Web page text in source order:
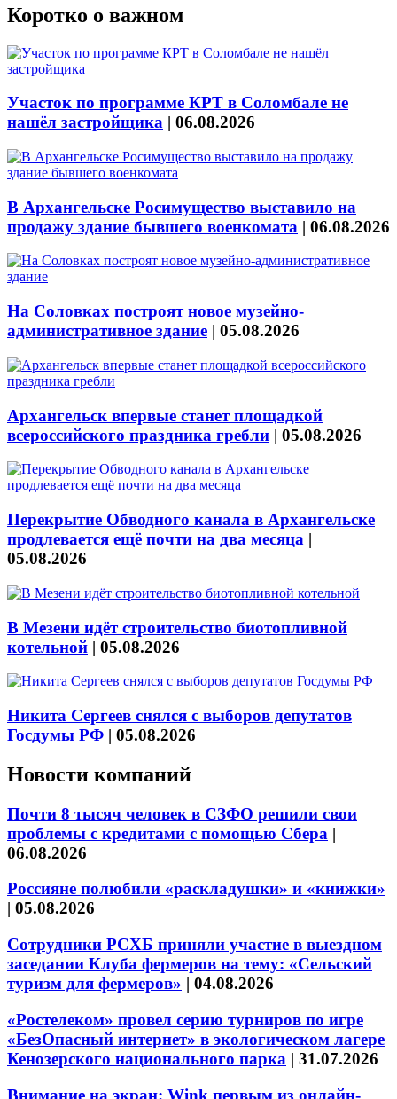
Коротко о важном
Участок по программе КРТ в Соломбале не
нашёл застройщика | 06.08.2026
В Архангельске Росимущество выставило на
продажу здание бывшего военкомата | 06.08.2026
На Соловках построят новое музейно-
административное здание | 05.08.2026
Архангельск впервые станет площадкой
всероссийского праздника гребли | 05.08.2026
Перекрытие Обводного канала в Архангельске
продлевается ещё почти на два месяца |
05.08.2026
В Мезени идёт строительство биотопливной
котельной | 05.08.2026
Никита Сергеев снялся с выборов депутатов
Госдумы РФ | 05.08.2026
Новости компаний
Почти 8 тысяч человек в СЗФО решили свои
проблемы с кредитами с помощью Сбера |
06.08.2026
Россияне полюбили «раскладушки» и «книжки»
| 05.08.2026
Сотрудники РСХБ приняли участие в выездном
заседании Клуба фермеров на тему: «Сельский
туризм для фермеров» | 04.08.2026
«Ростелеком» провел серию турниров по игре
«БезОпасный интернет» в экологическом лагере
Кенозерского национального парка | 31.07.2026
Внимание на экран: Wink первым из онлайн-